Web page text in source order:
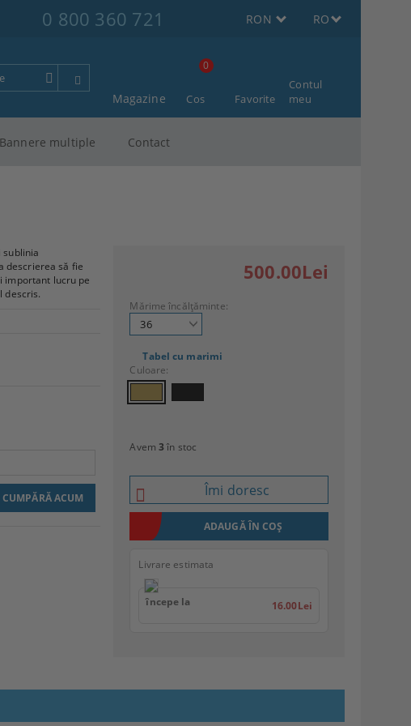
0 800 360 721 RON RO
Magazine Cos
0
Favorite
Contul
meu
Bannere multiple Contact
sublinia
descrierea să fie
important lucru pe
descris.
500.00Lei
Mărime încălțăminte:
Tabel cu marimi
Culoare:
Avem 3în stoc
Îmi doresc
Livrare estimata
începe la 16.00Lei